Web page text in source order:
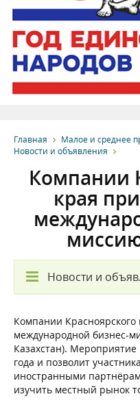
Главная
Малое и среднее
Новости и объявления
Компании
края
Новости и
Компании Красноярского
международной бизнес-
Казахстан).
года и позволит
иностранными
изучить местный рынок